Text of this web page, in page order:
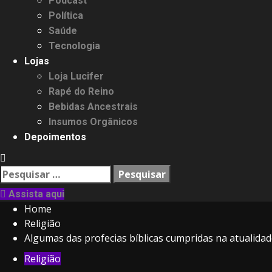
Política
Saúde
Tecnologia
Lojas
Loja Lucifer
Rapé do Reino
Bebidas Ancestrais
Insumos Orgânicos
Depoimentos
Pesquisar
por:
Assista aqui
Home
Religião
Algumas das profecias bíblicas cumpridas na
Religião